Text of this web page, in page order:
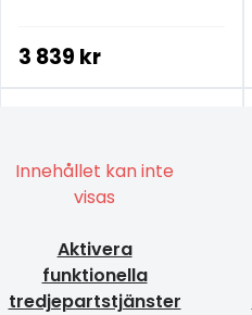
3 839 kr
Innehållet kan inte
visas
Aktivera
funktionella
tredjepartstjänster